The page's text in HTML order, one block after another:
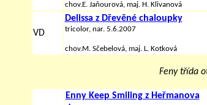
chov.E. Jaňourová, maj. H. Klivanová
VD
Delissa z Dřevěné chaloupky
tricolor, nar. 5.6.2007
chov.M. Sčebelová, maj. L. Kotková
Feny třída
Enny Keep Smiling z Heřmanova